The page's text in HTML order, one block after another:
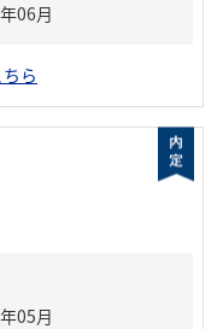
06月
ら
05月